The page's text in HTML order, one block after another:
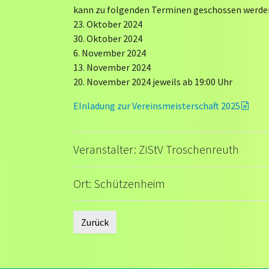
kann zu folgenden Terminen geschossen
23. Oktober 2024
30. Oktober 2024
6. November 2024
13. November 2024
20. November 2024 jeweils ab 19:00 Uhr
EInladung zur Vereinsmeisterschaft 2025
Veranstalter: ZiStV Troschenreuth
Ort: Schützenheim
Zurück